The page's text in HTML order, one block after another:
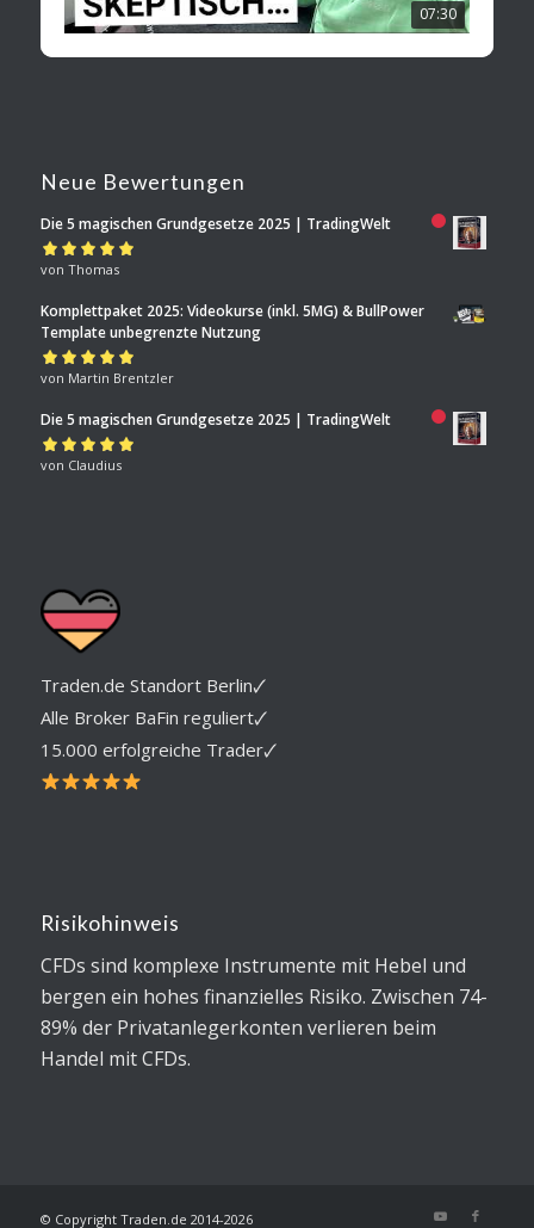
07:30
Neue Bewertungen
Die 5 magischen Grundgesetze 2025 | TradingWelt
Bewertet mit
von Thomas
Komplettpaket 2025: Videokurse (inkl. 5MG) & BullPower
Template unbegrenzte Nutzung
Bewertet mit5
von Martin Brentzler
Die 5 magischen Grundgesetze 2025 | TradingWelt
Bewertet mit
von Claudius
Traden.de Standort Berlin🗸
Alle Broker BaFin reguliert🗸
15.000 erfolgreiche Trader🗸
Risikohinweis
CFDs sind komplexe Instrumente mit Hebel und
bergen ein hohes finanzielles Risiko. Zwischen 74-
89% der Privatanlegerkonten verlieren beim
Handel mit CFDs.
© Copyright Traden.de 2014-2026